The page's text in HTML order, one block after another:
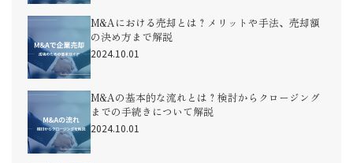
M&Aにおける売却とは？メリットや手法、売却額
の決め方まで解説
2024.10.01
M&Aの基本的な流れとは？検討からクロージング
までの手続きについて解説
2024.10.01